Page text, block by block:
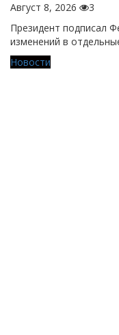
Август 8, 2026
3
Президент подписал
изменений в
Новости